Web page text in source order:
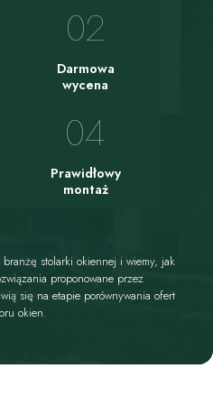
02
Darmowa
wycena
04
Prawidłowy
montaż
stolarki okiennej i wiemy, jak
proponowane przez
się na etapie porównywania ofert
okien.